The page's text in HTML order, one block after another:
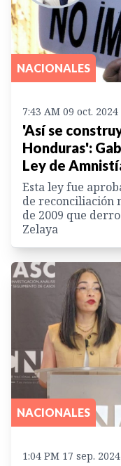
NACIONALES
7:43 AM 09 oct. 2024
'Así se
Honduras':
Ley de
Esta ley fue
de reconciliación
de 2009 que
Zelaya
NACIONALES
1:04 PM 17 sep. 2024